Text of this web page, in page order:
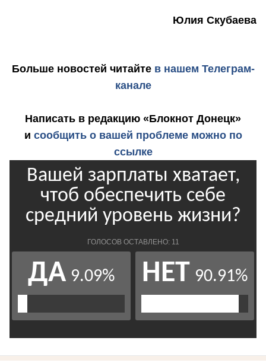
Юлия Скубаева
Больше новостей читайте в нашем Телеграм-
канале
Написать в редакцию «Блокнот Донецк»
и сообщить о вашей проблеме можно по
ссылке